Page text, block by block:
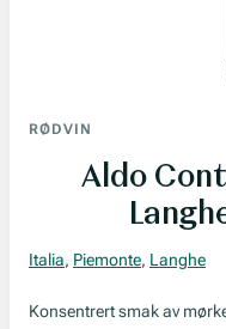
RØDVIN
Aldo
Italia, Piemonte, Langhe
Konsentrert smak av